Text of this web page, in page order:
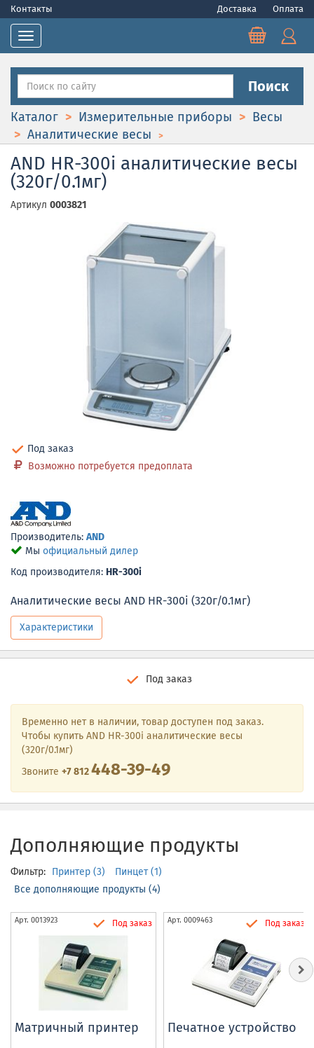
Контакты Доставка Оплата
Toggle navigation
Поиск
Каталог Измерительные приборы
Весы
Аналитические весы
AND HR-300i аналитические весы
(320г/0.1мг)
Артикул 0003821
Под заказ
Возможно потребуется предоплата
Производитель: AND
Мы официальный дилер
Код производителя: HR-300i
Аналитические весы AND HR-300i (320г/0.1мг)
Характеристики
Под заказ
Временно нет в наличии, товар доступен под заказ.
Чтобы купить AND HR-300i аналитические весы
(320г/0.1мг)
Звоните +7 812448-39-49
Дополняющие продукты
Фильтр: Принтер (3)
Пинцет (1)
Все дополняющие продукты (4)
Арт. 0013923 Под заказ
Матричный принтер
Арт. 0009463 Под заказ
Печатное устройство